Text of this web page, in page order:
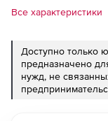
Все характеристики
Доступно только
предназначено
нужд, не